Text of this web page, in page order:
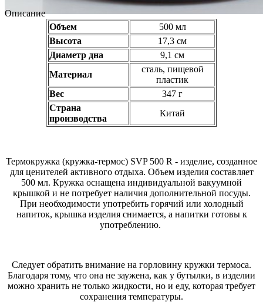
Описание
Объем
500 мл
Высота
17,3 см
Диаметр дна
9,1 см
Материал
сталь, пищевой
пластик
Вес
347 г
Страна
производства
Китай
Термокружка (кружка-термос) SVP 500 R - изделие, созданное
для ценителей активного отдыха. Объем изделия составляет
500 мл. Кружка оснащена индивидуальной вакуумной
крышкой и не потребует наличия дополнительной посуды.
При необходимости употребить горячий или холодный
напиток, крышка изделия снимается, а напитки готовы к
употреблению.
Следует обратить внимание на горловину кружки термоса.
Благодаря тому, что она не заужена, как у бутылки, в изделии
можно хранить не только жидкости, но и еду, которая требует
сохранения температуры.